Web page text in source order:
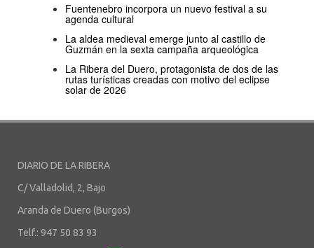
Fuentenebro incorpora un nuevo festival a su
agenda cultural
La aldea medieval emerge junto al castillo de
Guzmán en la sexta campaña arqueológica
La Ribera del Duero, protagonista de dos de las
rutas turísticas creadas con motivo del eclipse
solar de 2026
DIARIO DE LA RIBERA
C/ Valladolid, 2, Bajo
Aranda de Duero (Burgos)
Telf.: 947 50 83 93